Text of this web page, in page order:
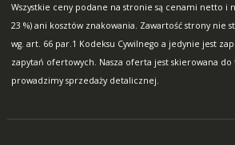
Wszystkie ceny podane na stronie są cenami netto i
23 %) ani kosztów znakowania. Zawartość strony nie
wg. art. 66 par.1 Kodeksu Cywilnego a jedynie jest
zapytań ofertowych. Nasza oferta jest skierowana
prowadzimy sprzedaży detalicznej.